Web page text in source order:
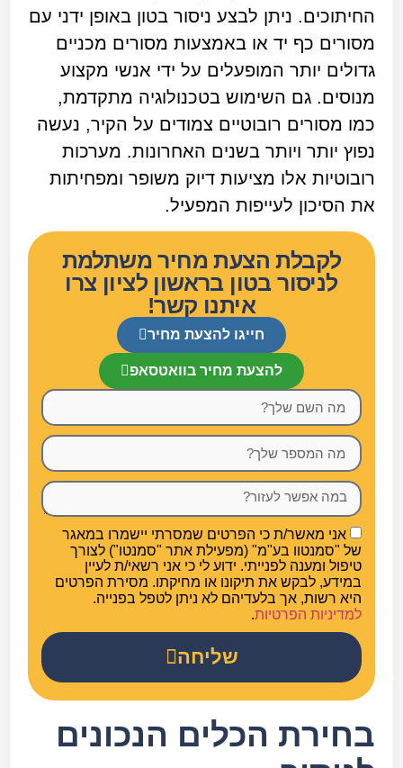
החיתוכים. ניתן לבצע ניסור בטון באופן ידני עם
מסורים כף יד או באמצעות מסורים מכניים
גדולים יותר המופעלים על ידי אנשי מקצוע
מנוסים. גם השימוש בטכנולוגיה מתקדמת,
כמו מסורים רובוטיים צמודים על הקיר, נעשה
נפוץ יותר ויותר בשנים האחרונות. מערכות
רובוטיות אלו מציעות דיוק משופר ומפחיתות
את הסיכון לעייפות המפעיל.
לקבלת הצעת מחיר משתלמת
לניסור בטון בראשון לציון צרו
איתנו קשר!
חייגו להצעת מחיר
להצעת מחיר בוואטסאפ
אני מאשר/ת כי הפרטים שמסרתי יישמרו במאגר
של "סמנטוו בע"מ" (מפעילת אתר "סמנטו") לצורך
טיפול ומענה לפנייתי. ידוע לי כי אני רשאי/ת לעיין
במידע, לבקש את תיקונו או מחיקתו. מסירת הפרטים
היא רשות, אך בלעדיהם לא ניתן לטפל בפנייה.
למדיניות הפרטיות.
שליחה
בחירת הכלים הנכונים